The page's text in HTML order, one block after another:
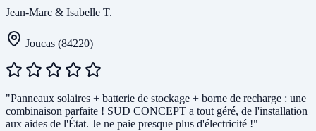
Jean-Marc & Isabelle T.
Joucas (84220)
"Panneaux solaires + batterie de stockage + borne de recharge : une
combinaison parfaite ! SUD CONCEPT a tout géré, de l'installation
aux aides de l'État. Je ne paie presque plus d'électricité !"